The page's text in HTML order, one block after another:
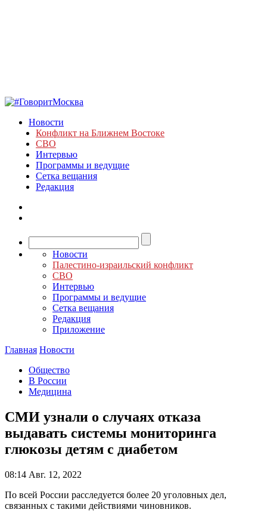
Новости
Конфликт на Ближнем Востоке
СВО
Интервью
Программы и ведущие
Сетка вещания
Редакция
Новости
Палестино-израильский конфликт
СВО
Интервью
Программы и ведущие
Сетка вещания
Редакция
Приложение
Главная Новости
Общество
В России
Медицина
СМИ узнали о случаях отказа
выдавать системы мониторинга
глюкозы детям с диабетом
08:14 Авг. 12, 2022
По всей России расследуется более 20 уголовных дел,
связанных с такими действиями чиновников.